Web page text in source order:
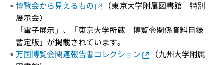
博覧会から見えるもの
（東京大学附属図書館 特別
展示会）
「電子展示」、「東京大学所蔵 博覧会関係資料目録
暫定版」が掲載されています。
万国博覧会関連報告書コレクション
（九州大学附属